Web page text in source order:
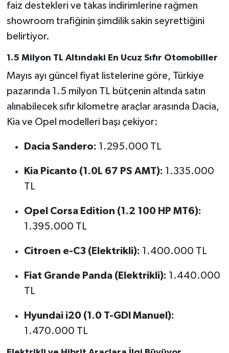
faiz destekleri ve takas indirimlerine rağmen
showroom trafiğinin şimdilik sakin seyrettiğini
belirtiyor.
1.5 Milyon TL Altındaki En Ucuz Sıfır Otomobiller
Mayıs ayı güncel fiyat listelerine göre, Türkiye
pazarında 1.5 milyon TL bütçenin altında satın
alınabilecek sıfır kilometre araçlar arasında Dacia,
Kia ve Opel modelleri başı çekiyor:
Dacia Sandero: 1.295.000 TL
Kia Picanto (1.0L 67 PS AMT): 1.335.000
TL
Opel Corsa Edition (1.2 100 HP MT6):
1.395.000 TL
Citroen e-C3 (Elektrikli): 1.400.000 TL
Fiat Grande Panda (Elektrikli): 1.440.000
TL
Hyundai i20 (1.0 T-GDI Manuel):
1.470.000 TL